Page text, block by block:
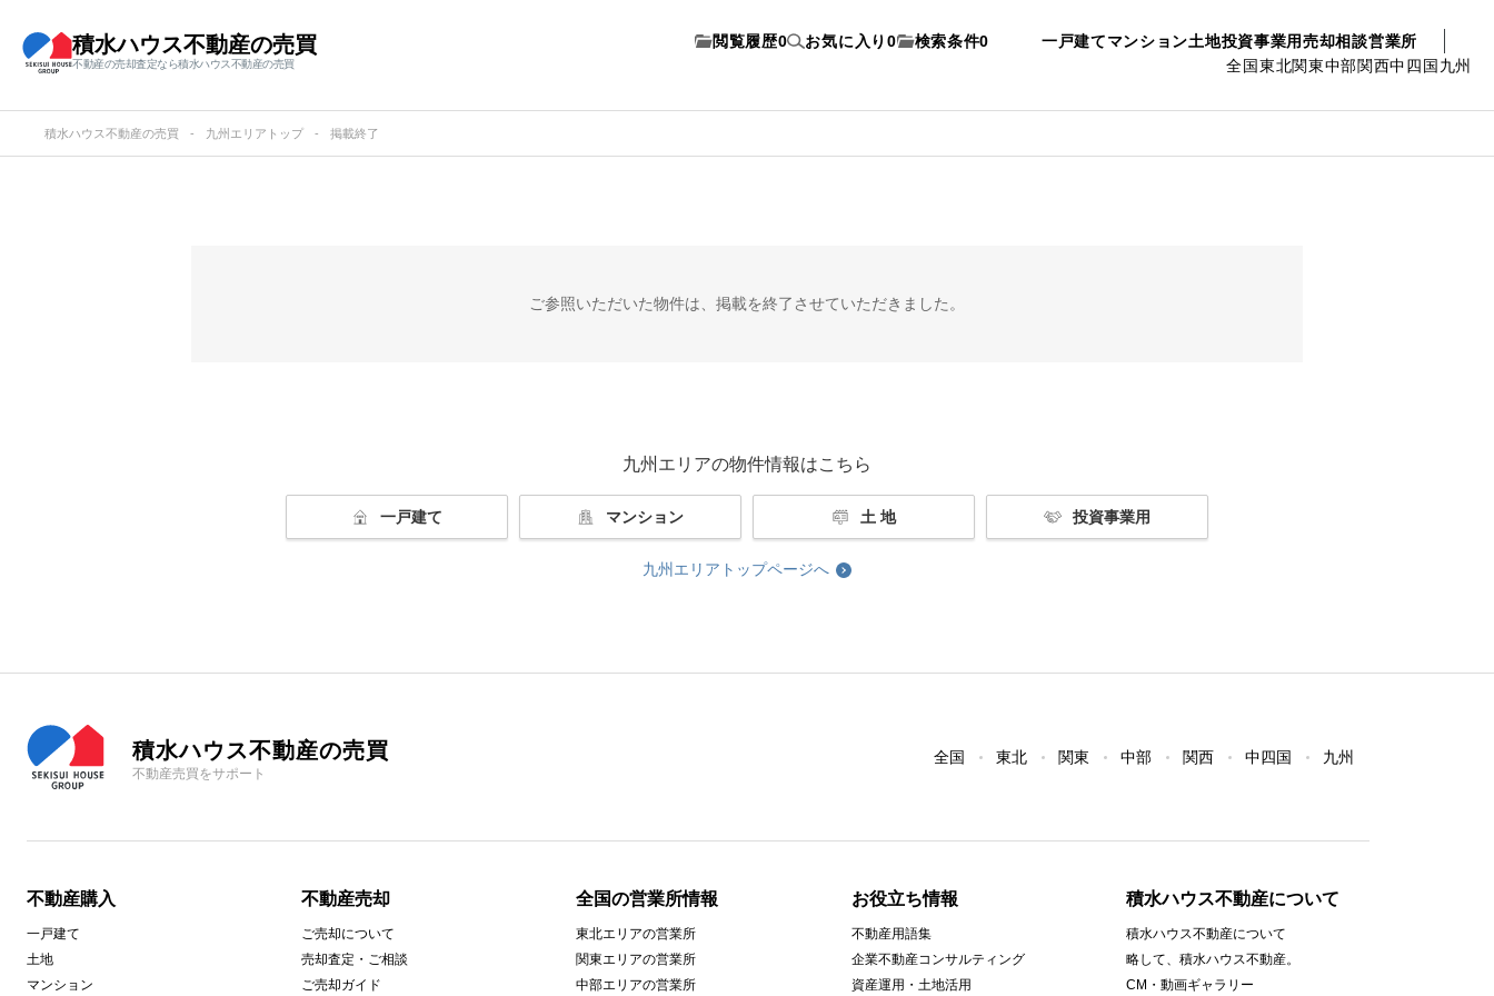
積水ハウス不動産の売買
不動産の売却査定なら積水ハウス不動産の売買
一戸建てマンション土地投資事業用売却相談営業所
全国東北関東中部関西中四国九州
閲覧履歴0 お気に入り 0 検索条件0
積水ハウス不動産の売買 九州エリアトップ 掲載終了
ご参照いただいた物件は、 掲載を終了させていただきました。
九州エリアの物件情報はこちら
一戸建て マンション 土 地 投資事業用
九州エリアトップページへ
積水ハウス不動産の売買
不動産売買をサポート
全国 東北 関東 中部 関西 中四国 九州
不動産購入
一戸建て
土地
マンション
不動産売却
ご売却について
売却査定・ご相談
ご売却ガイド
全国の営業所情報
東北エリアの営業所
関東エリアの営業所
中部エリアの営業所
お役立ち情報
不動産用語集
企業不動産コンサルティング
資産運用・土地活用
積水ハウス不動産について
積水ハウス不動産について
略して、積水ハウス不動産。
CM・動画ギャラリー